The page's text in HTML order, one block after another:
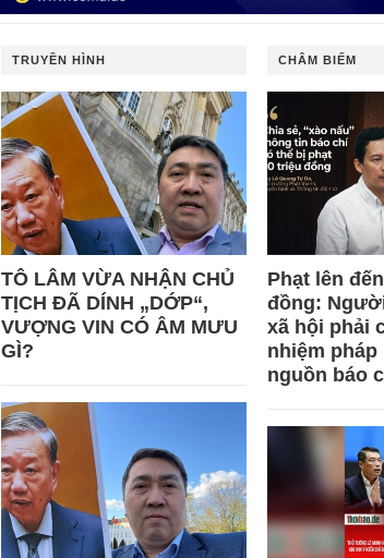
TRUYỀN HÌNH
TÔ LÂM VỪA NHẬN CHỦ
TỊCH ĐÃ DÍNH „DỚP“,
VƯỢNG VIN CÓ ÂM MƯU
GÌ?
CHÂM BIẾM
Phạt lên
đồng:
xã hội phải
nhiệm pháp
nguồn báo